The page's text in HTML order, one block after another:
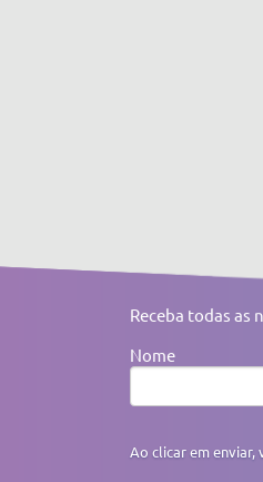
Receba todas as
Nome
Ao clicar em enviar,